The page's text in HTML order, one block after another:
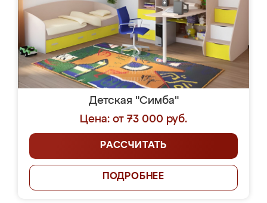
Детская "Симба"
Цена: от 73 000 руб.
РАССЧИТАТЬ
ПОДРОБНЕЕ